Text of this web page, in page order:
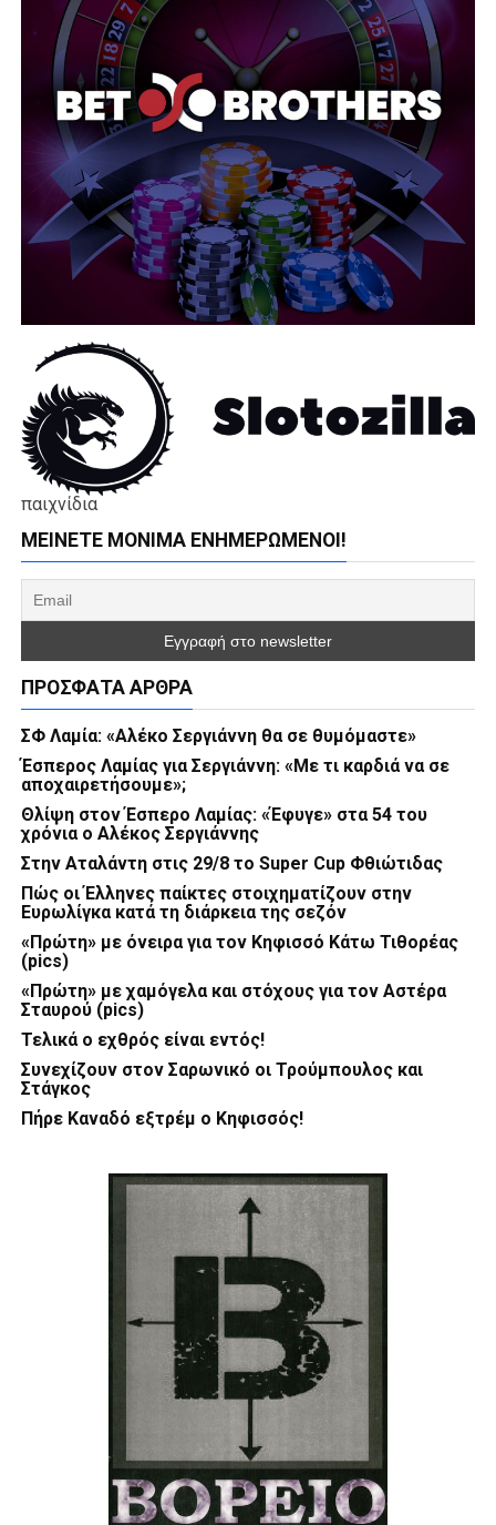
παιχνίδια
ΜΕΊΝΕΤΕ ΜΌΝΙΜΑ ΕΝΗΜΕΡΏΜΕΝΟΙ!
ΠΡΌΣΦΑΤΑ ΆΡΘΡΑ
ΣΦ Λαμία: «Αλέκο Σεργιάννη θα σε θυμόμαστε»
Έσπερος Λαμίας για Σεργιάννη: «Με τι καρδιά να σε
αποχαιρετήσουμε»;
Θλίψη στον Έσπερο Λαμίας: «Έφυγε» στα 54 του
χρόνια ο Αλέκος Σεργιάννης
Στην Αταλάντη στις 29/8 το Super Cup Φθιώτιδας
Πώς οι Έλληνες παίκτες στοιχηματίζουν στην
Ευρωλίγκα κατά τη διάρκεια της σεζόν
«Πρώτη» με όνειρα για τον Κηφισσό Κάτω Τιθορέας
(pics)
«Πρώτη» με χαμόγελα και στόχους για τον Αστέρα
Σταυρού (pics)
Τελικά ο εχθρός είναι εντός!
Συνεχίζουν στον Σαρωνικό οι Τρούμπουλος και
Στάγκος
Πήρε Καναδό εξτρέμ ο Κηφισσός!